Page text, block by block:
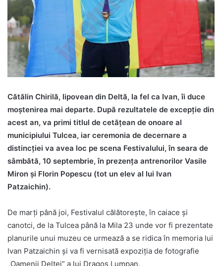
Cătălin Chirilă, lipovean din Deltă, la fel ca Ivan, îi duce
moștenirea mai departe. După rezultatele de excepție din
acest an, va primi titlul de cetățean de onoare al
municipiului Tulcea, iar ceremonia de decernare a
distincției va avea loc pe scena Festivalului, în seara de
sâmbătă, 10 septembrie, în prezența antrenorilor Vasile
Miron și Florin Popescu (tot un elev al lui Ivan
Patzaichin).
De marți până joi, Festivalul călătorește, în caiace și
canotci, de la Tulcea până la Mila 23 unde vor fi prezentate
planurile unui muzeu ce urmează a se ridica în memoria lui
Ivan Patzaichin și va fi vernisată expoziția de fotografie
„Oamenii Deltei” a lui Dragoș Lumpan.